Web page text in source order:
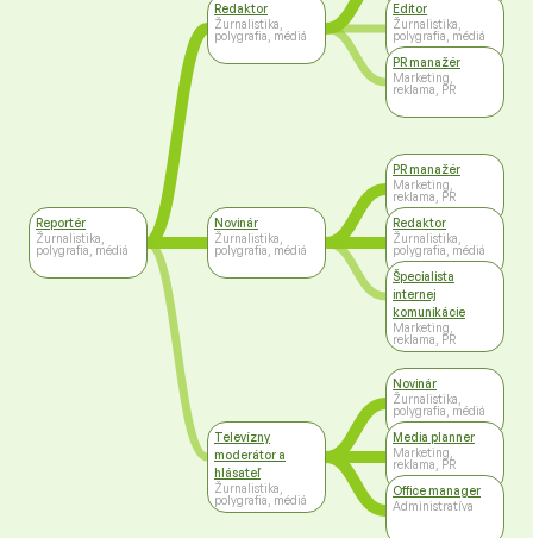
Reportér
Žurnalistika,
polygrafia, médiá
Redaktor
Žurnalistika,
polygrafia, médiá
Novinár
Žurnalistika,
polygrafia, médiá
Televízny
moderátor a
hlásateľ
Žurnalistika,
polygrafia, médiá
Editor
Žurnalistika,
polygrafia, médiá
PR manažér
Marketing,
reklama, PR
PR manažér
Marketing,
reklama, PR
Redaktor
Žurnalistika,
polygrafia, médiá
Špecialista
internej
komunikácie
Marketing,
reklama, PR
Novinár
Žurnalistika,
polygrafia, médiá
Media planner
Marketing,
reklama, PR
Office manager
Administratíva